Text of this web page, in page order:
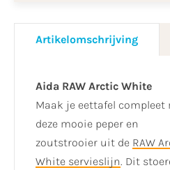
Artikelomschrijving
Aida RAW Arctic White
Maak je eettafel compleet
deze mooie peper en
zoutstrooier uit de RAW
White servieslijn. Dit